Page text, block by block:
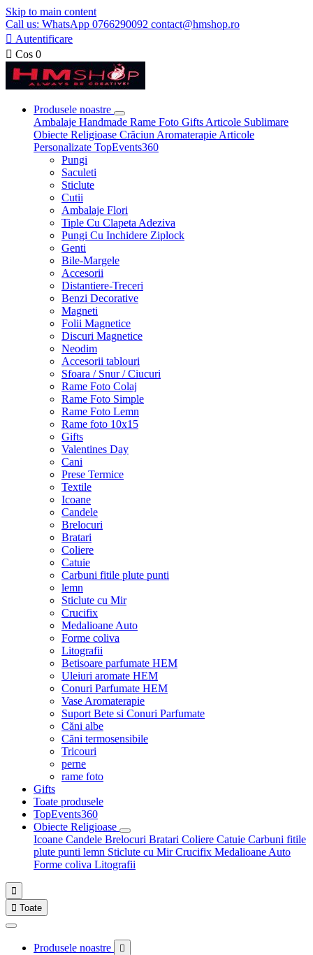
Skip to main content
Call us: WhatsApp 0766290092 contact@hmshop.ro
 Autentificare
 Cos 0
Produsele noastre
Ambalaje Handmade Rame Foto Gifts Articole Sublimare
Obiecte Religioase Crăciun Aromaterapie Articole
Personalizate TopEvents360
Pungi
Saculeti
Sticlute
Cutii
Ambalaje Flori
Tiple Cu Clapeta Adeziva
Pungi Cu Inchidere Ziplock
Genti
Bile-Margele
Accesorii
Distantiere-Treceri
Benzi Decorative
Magneti
Folii Magnetice
Discuri Magnetice
Neodim
Accesorii tablouri
Sfoara / Snur / Ciucuri
Rame Foto Colaj
Rame Foto Simple
Rame Foto Lemn
Rame foto 10x15
Gifts
Valentines Day
Cani
Prese Termice
Textile
Icoane
Candele
Brelocuri
Bratari
Coliere
Catuie
Carbuni fitile plute punti
lemn
Sticlute cu Mir
Crucifix
Medalioane Auto
Forme coliva
Litografii
Betisoare parfumate HEM
Uleiuri aromate HEM
Conuri Parfumate HEM
Vase Aromaterapie
Suport Bete si Conuri Parfumate
Căni albe
Căni termosensibile
Tricouri
perne
rame foto
Gifts
Toate produsele
TopEvents360
Obiecte Religioase
Icoane Candele Brelocuri Bratari Coliere Catuie Carbuni fitile
plute punti lemn Sticlute cu MirCrucifix Medalioane Auto
Forme coliva Litografii

 Toate
Produsele noastre 